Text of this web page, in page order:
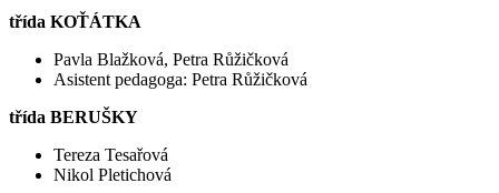
třída KOŤÁTKA
Pavla Blažková, Petra Růžičková
Asistent pedagoga: Petra Růžičková
třída BERUŠKY
Tereza Tesařová
Nikol Pletichová